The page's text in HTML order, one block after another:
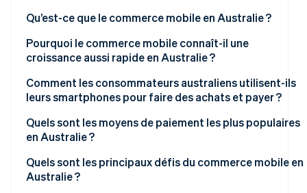
Stripe Sessions 2026
Découvrez comment Stripe construit l’infrastructure
Regarder la vidéo
Qu’est-ce que le commerce mobile en Australie ?
Pourquoi le commerce mobile connaît-il une
croissance aussi rapide en Australie ?
L’adoption quasi généralisée des smartphones
Options de paiement modernes
Le shopping mobile axé sur la découverte
Comment les consommateurs australiens utilisent-ils
leurs smartphones pour faire des achats et payer ?
Quels sont les moyens de paiement les plus populaires
en Australie ?
Cartes de crédit et de débit
Quels sont les principaux défis du commerce mobile en
Australie ?